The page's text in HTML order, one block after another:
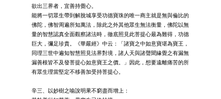
欲出三界者，宜善持覺心。
能將一切眾生帶到解脫城享受功德寶珠的唯一商主就是無與倫比的
佛陀，佛智周遍所知萬法，除此之外其他眾生無法衡量，佛陀以無
量的智慧認真全面觀察諸法時，徹底照見此菩提心最為難得，功德
巨大，彌足珍貴。《華嚴經》中云：「諸寶之中如意寶堪為寶王，
同理三世中遍知智慧照見法界對境，諸人天與諸聲聞緣覺之有漏無
漏善根皆不及發菩提心如意寶王之價。」因此，想要遠離痛苦的所
有眾生理當堅定不移善加受持菩提心。
辛三、以妙樹之喻說明果不窮盡而增上：